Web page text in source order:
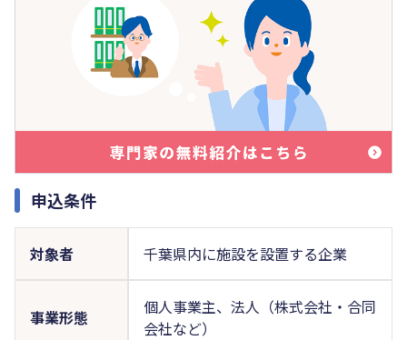
申込条件
対象者 千葉県内に施設を設置する企業
事業形態
個人事業主、法人（株式会社・合同
会社など）